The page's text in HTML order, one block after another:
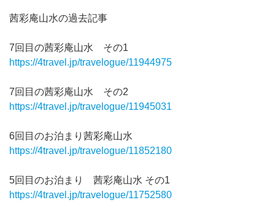
茜彩庵山水の過去記事
7回目の茜彩庵山水 その1
https://4travel.jp/travelogue/11944975
7回目の茜彩庵山水 その2
https://4travel.jp/travelogue/11945031
6回目のお泊まり茜彩庵山水
https://4travel.jp/travelogue/11852180
5回目のお泊まり 茜彩庵山水 その1
https://4travel.jp/travelogue/11752580